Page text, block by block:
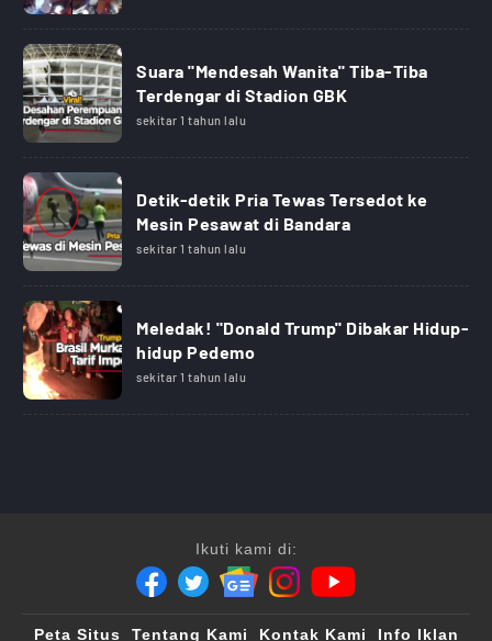
Suara "Mendesah Wanita" Tiba-Tiba
Terdengar di Stadion GBK
sekitar 1 tahun lalu
Detik-detik Pria Tewas Tersedot ke
Mesin Pesawat di Bandara
sekitar 1 tahun lalu
Meledak! "Donald Trump" Dibakar Hidup-
hidup Pedemo
sekitar 1 tahun lalu
Ikuti kami di:
Peta Situs Tentang Kami Kontak Kami Info Iklan